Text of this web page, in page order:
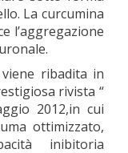
La curcumina
l’aggregazione
ribadita in
rivista “
2012,in cui
ottimizzato,
inibitoria